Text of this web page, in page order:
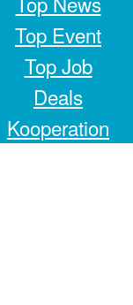
Top Event
Top Job
Deals
Kooperation